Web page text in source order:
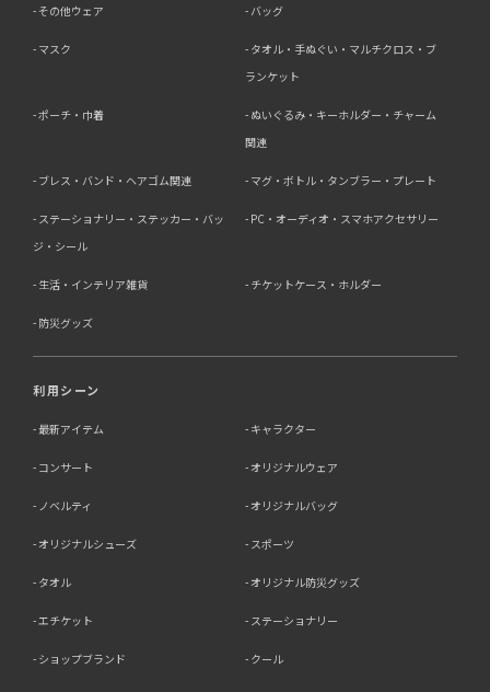
その他ウェア バッグ
マスク
タオル・手ぬぐい・マルチクロス・ブ
ランケット
ポーチ・巾着
ぬいぐるみ・キーホルダー・チャーム
関連
ブレス・バンド・ヘアゴム関連 マグ・ボトル・タンブラー・プレート
ステーショナリー・ステッカー・バッ
ジ・シール
PC・オーディオ・スマホアクセサリー
生活・インテリア雑貨 チケットケース・ホルダー
防災グッズ
利用シーン
最新アイテム キャラクター
コンサート オリジナルウェア
ノベルティ オリジナルバッグ
オリジナルシューズ スポーツ
タオル オリジナル防災グッズ
エチケット ステーショナリー
ショップブランド クール